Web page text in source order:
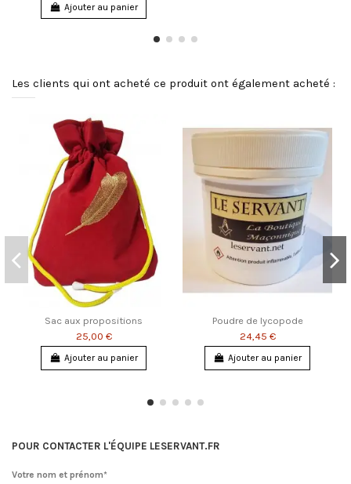
Ajouter au panier
Les clients qui ont acheté ce produit ont également acheté :
Sac aux propositions
25,00 €
Ajouter au panier
Poudre de lycopode
24,45 €
Ajouter au panier
POUR CONTACTER L'ÉQUIPE LESERVANT.FR
Votre nom et prénom*